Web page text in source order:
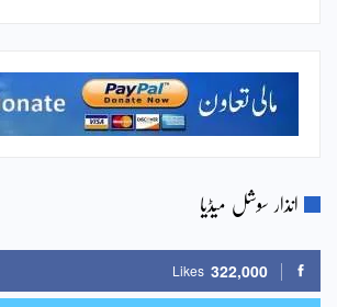
انذار سوشل میڈیا
322,000
Likes